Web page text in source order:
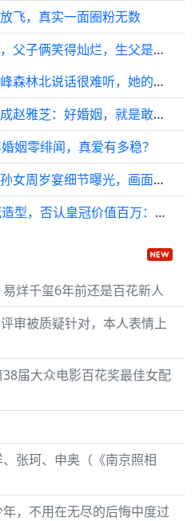
飞，真实一面圈粉无数
张柏芝三胎儿子公开现身，父子俩笑得灿烂，生父是谁？
葛荟婕深夜炸锅，炮轰汪峰森林北说话很难听，她的恨点在哪里？
杰哥一句话，把丈母娘夸成赵雅芝：好婚姻，就是敢把肉麻说进心里
姻零绯闻，真爱有多稳？
梁家辉俩女儿都当妈，外孙女周岁宴细节曝光，画面太有爱
翁虹重现36年前亚姐夺冠造型，否认皇冠价值百万：其实是玻璃
烊千玺6年前还是百花新人
审被质疑针对，本人表情上
届大众电影百花奖最佳女配
张珂、申奥（《南京照相
，不用在无尽的后悔中度过